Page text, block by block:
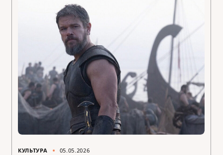
КУЛЬТУРА 05.05.2026